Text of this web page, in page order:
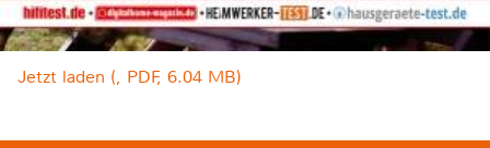
Jetzt laden (, PDF, 6.04 MB)